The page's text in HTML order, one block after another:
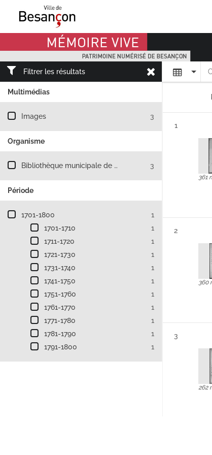
Mémoire Vive patrimoine numérisé de Besançon
Filtrer les résultats
Multimédias
Filtre les résultats par : Multimédias
Images 3
Organisme
Filtre les résultats par : Organisme
Bibliothèque municipale de Besançon 3
Période
Filtre les résultats par : Période
1701-1800
1
1701-1710
1
1711-1720
1
1721-1730
1
1731-1740
1
1741-1750
1
1751-1760
1
1761-1770
1
1771-1780
1
1781-1790
1
1791-1800
1
Résultat n°
1
361
Résultat n°
2
360
Résultat n°
3
262